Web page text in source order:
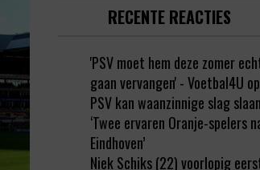
RECENTE REACTIES
'PSV moet hem deze zomer
gaan vervangen' - Voetbal4U op
PSV kan waanzinnige slag
‘Twee ervaren Oranje-spelers
Eindhoven’
Niek Schiks (22) voorlopig